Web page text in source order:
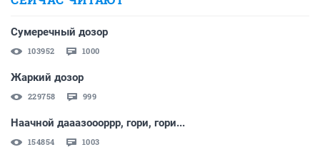
Сумеречный дозор
103952 1000
Жаркий дозор
229758 999
Наачной дааазоооррр, гори, гори...
154854 1003